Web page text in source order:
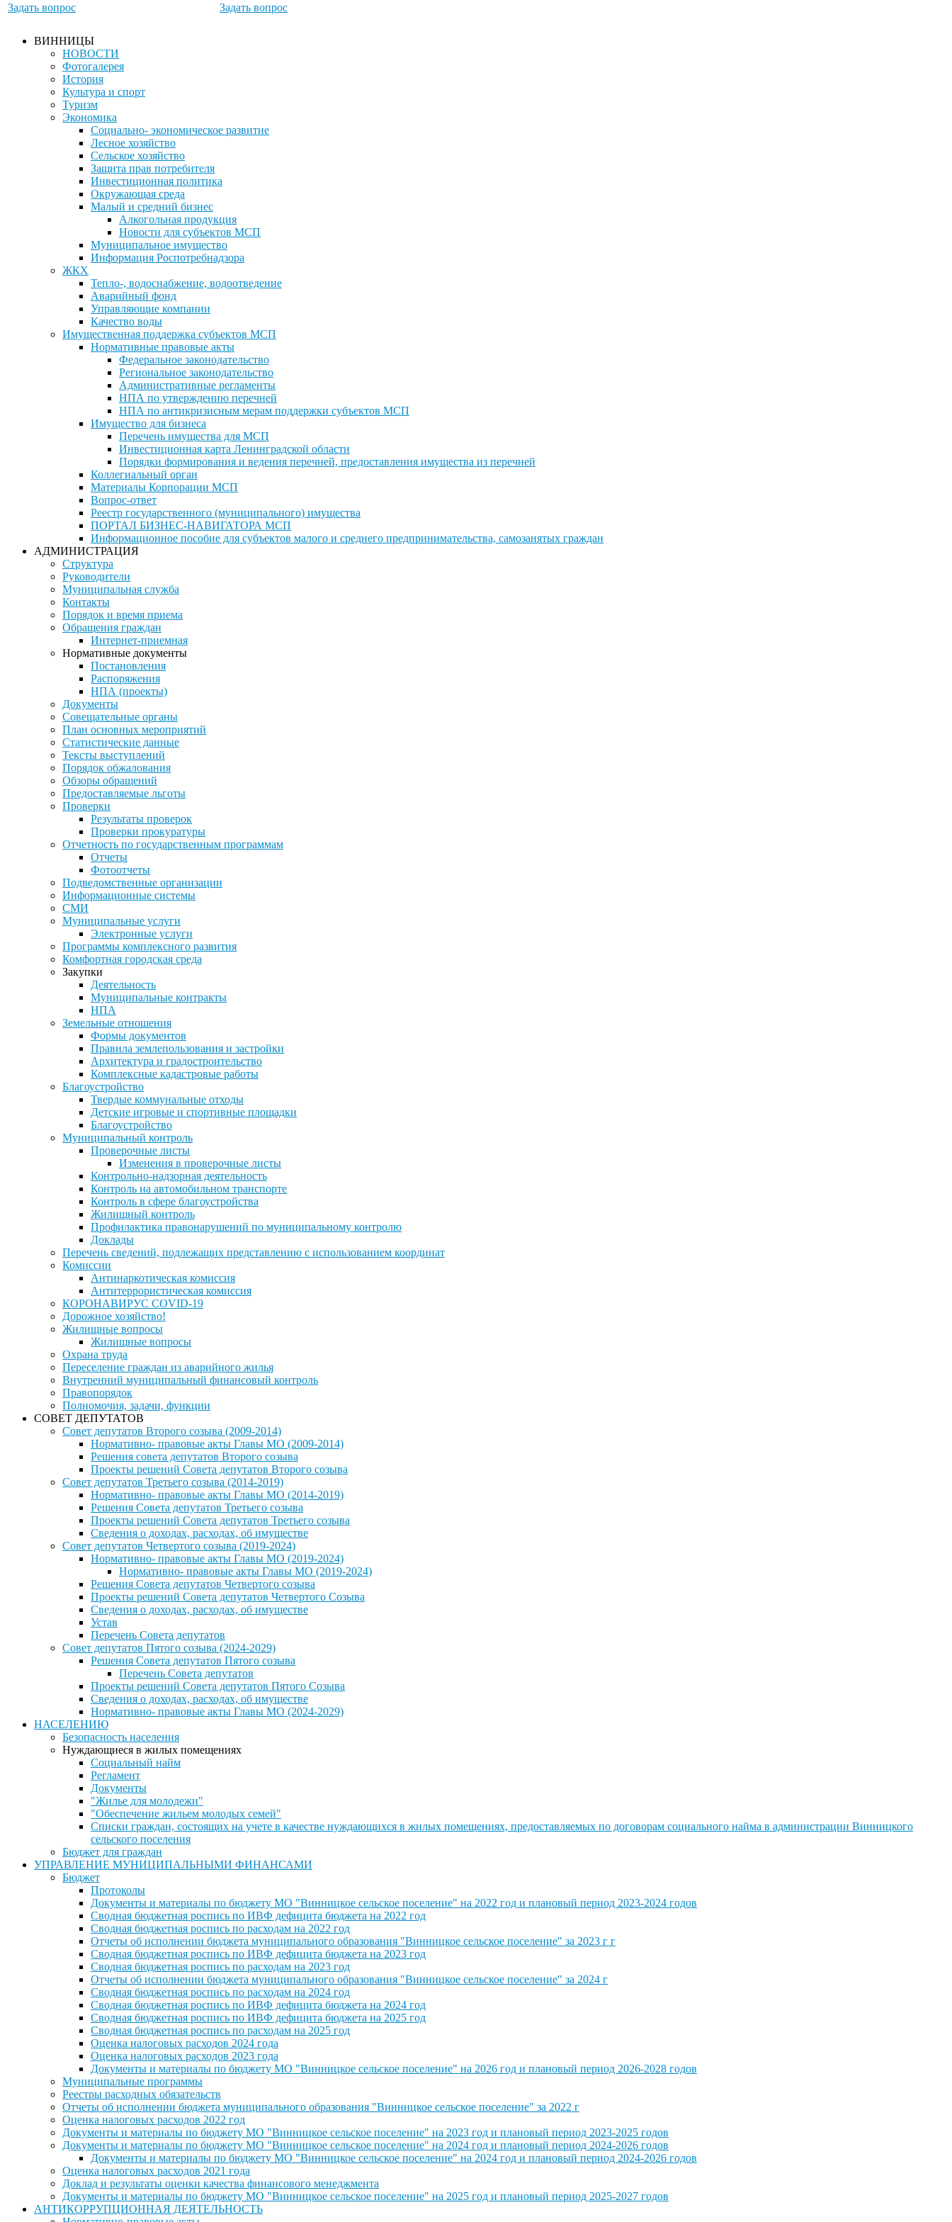
Задать вопрос Задать вопрос
ВИННИЦЫ
НОВОСТИ
Фотогалерея
История
Культура и спорт
Туризм
Экономика
Социально- экономическое развитие
Лесное хозяйство
Сельское хозяйство
Защита прав потребителя
Инвестиционная политика
Окружающая среда
Малый и средний бизнес
Алкогольная продукция
Новости для субъектов МСП
Муниципальное имущество
Информация Роспотребнадзора
ЖКХ
Тепло-, водоснабжение, водоотведение
Аварийный фонд
Управляющие компании
Качество воды
Имущественная поддержка субъектов МСП
Нормативные правовые акты
Федеральное законодательство
Региональное законодательство
Административные регламенты
НПА по утверждению перечней
НПА по антикризисным мерам поддержки субъектов МСП
Имущество для бизнеса
Перечень имущества для МСП
Инвестиционная карта Ленинградской области
Порядки формирования и ведения перечней, предоставления имущества из перечней
Коллегиальный орган
Материалы Корпорации МСП
Вопрос-ответ
Реестр государственного (муниципального) имущества
ПОРТАЛ БИЗНЕС-НАВИГАТОРА МСП
Информационное пособие для субъектов малого и среднего предпринимательства, самозанятых граждан
АДМИНИСТРАЦИЯ
Структура
Руководители
Муниципальная служба
Контакты
Порядок и время приема
Обращения граждан
Интернет-приемная
Нормативные документы
Постановления
Распоряжения
НПА (проекты)
Документы
Совещательные органы
План основных мероприятий
Статистические данные
Тексты выступлений
Порядок обжалования
Обзоры обращений
Предоставляемые льготы
Проверки
Результаты проверок
Проверки прокуратуры
Отчетность по государственным программам
Отчеты
Фотоотчеты
Подведомственные организации
Информационные системы
СМИ
Муниципальные услуги
Электронные услуги
Программы комплексного развития
Комфортная городская среда
Закупки
Деятельность
Муниципальные контракты
НПА
Земельные отношения
Формы документов
Правила землепользования и застройки
Архитектура и градостроительство
Комплексные кадастровые работы
Благоустройство
Твердые коммунальные отходы
Детские игровые и спортивные площадки
Благоустройство
Муниципальный контроль
Проверочные листы
Изменения в проверочные листы
Контрольно-надзорная деятельность
Контроль на автомобильном транспорте
Контроль в сфере благоустройства
Жилищный контроль
Профилактика правонарушений по муниципальному контролю
Доклады
Перечень сведений, подлежащих представлению с использованием координат
Комиссии
Антинаркотическая комиссия
Антитеррористическая комиссия
КОРОНАВИРУС COVID-19
Дорожное хозяйство!
Жилищные вопросы
Жилищные вопросы
Охрана труда
Переселение граждан из аварийного жилья
Внутренний муниципальный финансовый контроль
Правопорядок
Полномочия, задачи, функции
СОВЕТ ДЕПУТАТОВ
Совет депутатов Второго созыва (2009-2014)
Нормативно- правовые акты Главы МО (2009-2014)
Решения совета депутатов Второго созыва
Проекты решений Совета депутатов Второго созыва
Совет депутатов Третьего созыва (2014-2019)
Нормативно- правовые акты Главы МО (2014-2019)
Решения Совета депутатов Третьего созыва
Проекты решений Совета депутатов Третьего созыва
Сведения о доходах, расходах, об имуществе
Совет депутатов Четвертого созыва (2019-2024)
Нормативно- правовые акты Главы МО (2019-2024)
Нормативно- правовые акты Главы МО (2019-2024)
Решения Совета депутатов Четвертого созыва
Проекты решений Совета депутатов Четвертого Созыва
Сведения о доходах, расходах, об имуществе
Устав
Перечень Совета депутатов
Совет депутатов Пятого созыва (2024-2029)
Решения Совета депутатов Пятого созыва
Перечень Совета депутатов
Проекты решений Совета депутатов Пятого Созыва
Сведения о доходах, расходах, об имуществе
Нормативно- правовые акты Главы МО (2024-2029)
НАСЕЛЕНИЮ
Безопасность населения
Нуждающиеся в жилых помещениях
Социальный найм
Регламент
Документы
"Жилье для молодежи"
"Обеспечение жильем молодых семей"
Списки граждан, состоящих на учете в качестве нуждающихся в жилых помещениях, предоставляемых по договорам социального найма в администрации Винницкого
сельского поселения
Бюджет для граждан
УПРАВЛЕНИЕ МУНИЦИПАЛЬНЫМИ ФИНАНСАМИ
Бюджет
Протоколы
Документы и материалы по бюджету МО "Винницкое сельское поселение" на 2022 год и плановый период 2023-2024 годов
Сводная бюджетная роспись по ИВФ дефицита бюджета на 2022 год
Сводная бюджетная роспись по расходам на 2022 год
Отчеты об исполнении бюджета муниципального образования "Винницкое сельское поселение" за 2023 г г
Сводная бюджетная роспись по ИВФ дефицита бюджета на 2023 год
Сводная бюджетная роспись по расходам на 2023 год
Отчеты об исполнении бюджета муниципального образования "Винницкое сельское поселение" за 2024 г
Сводная бюджетная роспись по расходам на 2024 год
Сводная бюджетная роспись по ИВФ дефицита бюджета на 2024 год
Сводная бюджетная роспись по ИВФ дефицита бюджета на 2025 год
Сводная бюджетная роспись по расходам на 2025 год
Оценка налоговых расходов 2024 года
Оценка налоговых расходов 2023 года
Документы и материалы по бюджету МО "Винницкое сельское поселение" на 2026 год и плановый период 2026-2028 годов
Муниципальные программы
Реестры расходных обязательств
Отчеты об исполнении бюджета муниципального образования "Винницкое сельское поселение" за 2022 г
Оценка налоговых расходов 2022 год
Документы и материалы по бюджету МО "Винницкое сельское поселение" на 2023 год и плановый период 2023-2025 годов
Документы и материалы по бюджету МО "Винницкое сельское поселение" на 2024 год и плановый период 2024-2026 годов
Документы и материалы по бюджету МО "Винницкое сельское поселение" на 2024 год и плановый период 2024-2026 годов
Оценка налоговых расходов 2021 года
Доклад и результаты оценки качества финансового менеджмента
Документы и материалы по бюджету МО "Винницкое сельское поселение" на 2025 год и плановый период 2025-2027 годов
АНТИКОРРУПЦИОННАЯ ДЕЯТЕЛЬНОСТЬ